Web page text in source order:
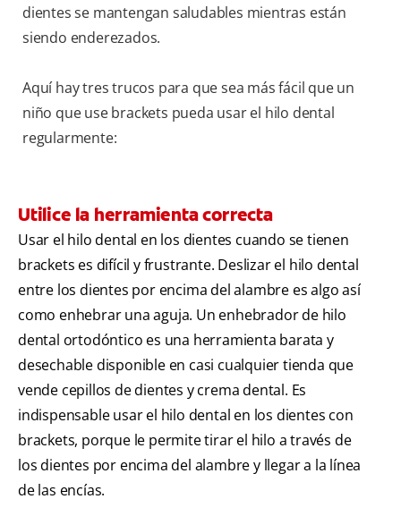
dientes se mantengan saludables mientras están
siendo enderezados.
Aquí hay tres trucos para que sea más fácil que un
niño que use brackets pueda usar el hilo dental
regularmente:
Utilice la herramienta correcta
Usar el hilo dental en los dientes cuando se tienen
brackets es difícil y frustrante. Deslizar el hilo dental
entre los dientes por encima del alambre es algo así
como enhebrar una aguja. Un enhebrador de hilo
dental ortodóntico es una herramienta barata y
desechable disponible en casi cualquier tienda que
vende cepillos de dientes y crema dental. Es
indispensable usar el hilo dental en los dientes con
brackets, porque le permite tirar el hilo a través de
los dientes por encima del alambre y llegar a la línea
de las encías.